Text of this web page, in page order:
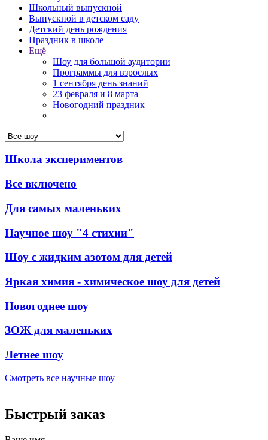
Школьный выпускной
Выпускной в детском саду
Детский день рождения
Праздник в школе
Ещё
Шоу для большой аудитории
Программы для взрослых
1 сентября день знаний
23 февраля и 8 марта
Новогодний праздник
Школа экспериментов
Все включено
Для самых маленьких
Научное шоу "4 стихии"
Шоу с жидким азотом для детей
Яркая химия - химическое шоу для детей
Новогоднее шоу
ЗОЖ для маленьких
Летнее шоу
Смотреть все научные шоу
Быстрый заказ